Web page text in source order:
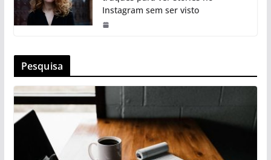
Instagram sem ser visto
Pesquisa